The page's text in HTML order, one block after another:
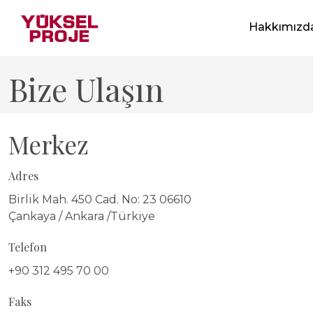
Biz Kimiz
Sektör
Bize Ulaşın
Merkez
Adres
Birlik Mah. 450 Cad. No: 23 06610
Çankaya / Ankara /Türkiye
Telefon
+90 312 495 70 00
Faks